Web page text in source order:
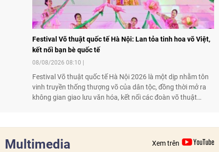
Festival Võ thuật quốc tế Hà Nội: Lan tỏa tinh hoa võ Việt,
kết nối bạn bè quốc tế
08/08/2026 08:10
Festival Võ thuật quốc tế Hà Nội 2026 là một dịp nhằm tôn
vinh truyền thống thượng võ của dân tộc, đồng thời mở ra
không gian giao lưu văn hóa, kết nối các đoàn võ thuật
Multimedia Xem trên